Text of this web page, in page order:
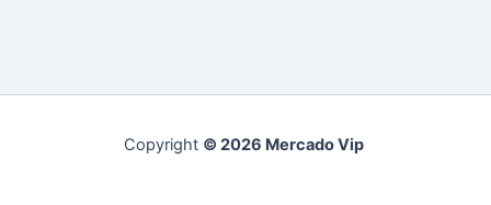
Copyright © 2026 Mercado Vip